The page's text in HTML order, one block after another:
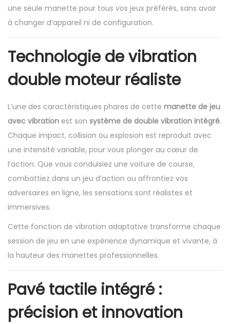
une seule manette pour tous vos jeux préférés, sans avoir
à changer d’appareil ni de configuration.
Technologie de vibration
double moteur réaliste
L’une des caractéristiques phares de cette manette de jeu
avec vibration est son système de double vibration intégré.
Chaque impact, collision ou explosion est reproduit avec
une intensité variable, pour vous plonger au cœur de
l’action. Que vous conduisiez une voiture de course,
combattiez dans un jeu d’action ou affrontiez vos
adversaires en ligne, les sensations sont réalistes et
immersives.
Cette fonction de vibration adaptative transforme chaque
session de jeu en une expérience dynamique et vivante, à
la hauteur des manettes professionnelles.
Pavé tactile intégré :
précision et innovation